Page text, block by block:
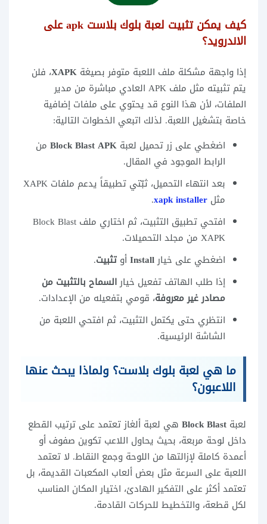
كيف يمكن تثبيت لعبة بلوك بلاست apk على
الاندرويد؟
إذا واجهة مشكلة ملف اللعبة متوفر بصيغة XAPK، فلن
يتم تثبيته مثل ملف APK العادي مباشرة من مدير
الملفات، لأن هذا النوع قد يحتوي على ملفات إضافية
خاصة بتشغيل اللعبة. لذلك اتبعي الخطوات التالية:
اضغطي على زر تحميل لعبة Block Blast APK من
الرابط الموجود في المقال.
بعد انتهاء التحميل، ثبّتي تطبيقاً يدعم ملفات XAPK
مثل xapk installer
.
افتحي تطبيق التثبيت، ثم اختاري ملف Block Blast
XAPK من مجلد التحميلات.
اضغطي على خيارInstallأو تثبيت.
إذا طلب الهاتف تفعيل خيارالسماح بالتثبيت من
مصادر غير معروفة، قومي بتفعيله من الإعدادات.
انتظري حتى يكتمل التثبيت، ثم افتحي اللعبة من
الشاشة الرئيسية.
ما هي لعبة بلوك بلاست؟ ولماذا يبحث عنها
اللاعبون؟
لعبة Block Blast هي لعبة ألغاز تعتمد على ترتيب القطع
داخل لوحة مربعة، بحيث يحاول اللاعب تكوين صفوف أو
أعمدة كاملة لإزالتها من اللوحة وجمع النقاط. لا تعتمد
اللعبة على السرعة مثل بعض ألعاب المكعبات القديمة، بل
تعتمد أكثر على التفكير الهادئ، اختيار المكان المناسب
لكل قطعة، والتخطيط للحركات القادمة.